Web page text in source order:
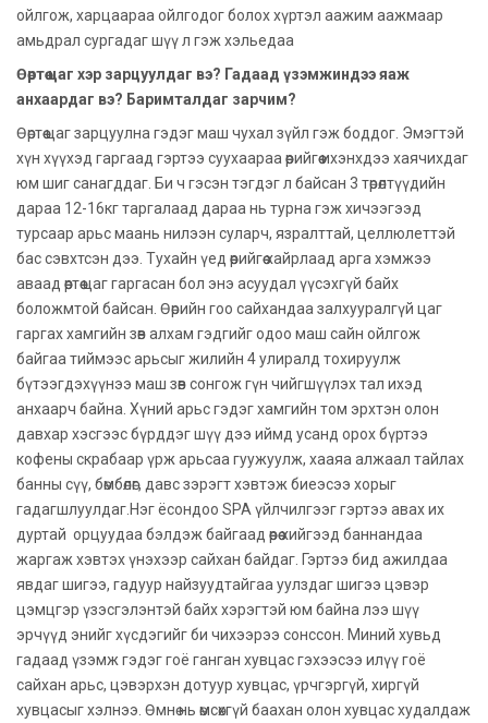
ойлгож, харцаараа ойлгодог болох хүртэл аажим аажмаар
амьдрал сургадаг шүү л гэж хэльедаа
Өөртөө цаг хэр зарцуулдаг вэ? Гадаад үзэмжиндээ яаж
анхаардаг вэ? Баримталдаг зарчим?
Өөртөө цаг зарцуулна гэдэг маш чухал зүйл гэж боддог. Эмэгтэй
хүн хүүхэд гаргаад гэртээ суухаараа өөрийгөө ихэнхдээ хаячихдаг
юм шиг санагддаг. Би ч гэсэн тэгдэг л байсан 3 төрөлтүүдийн
дараа 12-16кг таргалаад дараа нь турна гэж хичээгээд
турсаар арьс маань нилээн суларч, язралттай, целлюлеттэй
бас сэвхтсэн дээ. Тухайн үед өөрийгөө хайрлаад арга хэмжээ
аваад өөртөө цаг гаргасан бол энэ асуудал үүсэхгүй байх
боложмтой байсан. Өөрийн гоо сайхандаа залхууралгүй цаг
гаргах хамгийн зөв алхам гэдгийг одоо маш сайн ойлгож
байгаа тиймээс арьсыг жилийн 4 улиралд тохируулж
бүтээгдэхүүнээ маш зөв сонгож гүн чийгшүүлэх тал ихэд
анхаарч байна. Хүний арьс гэдэг хамгийн том эрхтэн олон
давхар хэсгээс бүрддэг шүү дээ иймд усанд орох бүртээ
кофены скрабаар үрж арьсаа гуужуулж, хааяа алжаал тайлах
банны сүү, бөмбөлөг, давс зэрэгт хэвтэж биеэсээ хорыг
гадагшлуулдаг.Нэг ёсондоо SPA үйлчилгээг гэртээ авах их
дуртай орцуудаа бэлдэж байгаад өөрөө хийгээд баннандаа
жаргаж хэвтэх үнэхээр сайхан байдаг. Гэртээ бид ажилдаа
явдаг шигээ, гадуур найзуудтайгаа уулздаг шигээ цэвэр
цэмцгэр үзэсгэлэнтэй байх хэрэгтэй юм байна лээ шүү
эрчүүд энийг хүсдэгийг би чихээрээ сонссон. Миний хувьд
гадаад үзэмж гэдэг гоё ганган хувцас гэхээсээ илүү гоё
сайхан арьс, цэвэрхэн дотуур хувцас, үрчгэргүй, хиргүй
хувцасыг хэлнээ. Өмнө нь өмсөхгүй баахан олон хувцас худалдаж